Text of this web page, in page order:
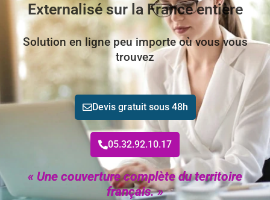
Externalisé sur la France entière
Solution en ligne peu importe où vous vous
trouvez
Devis gratuit sous 48h
05.32.92.10.17
« Une couverture complète du territoire
français. »